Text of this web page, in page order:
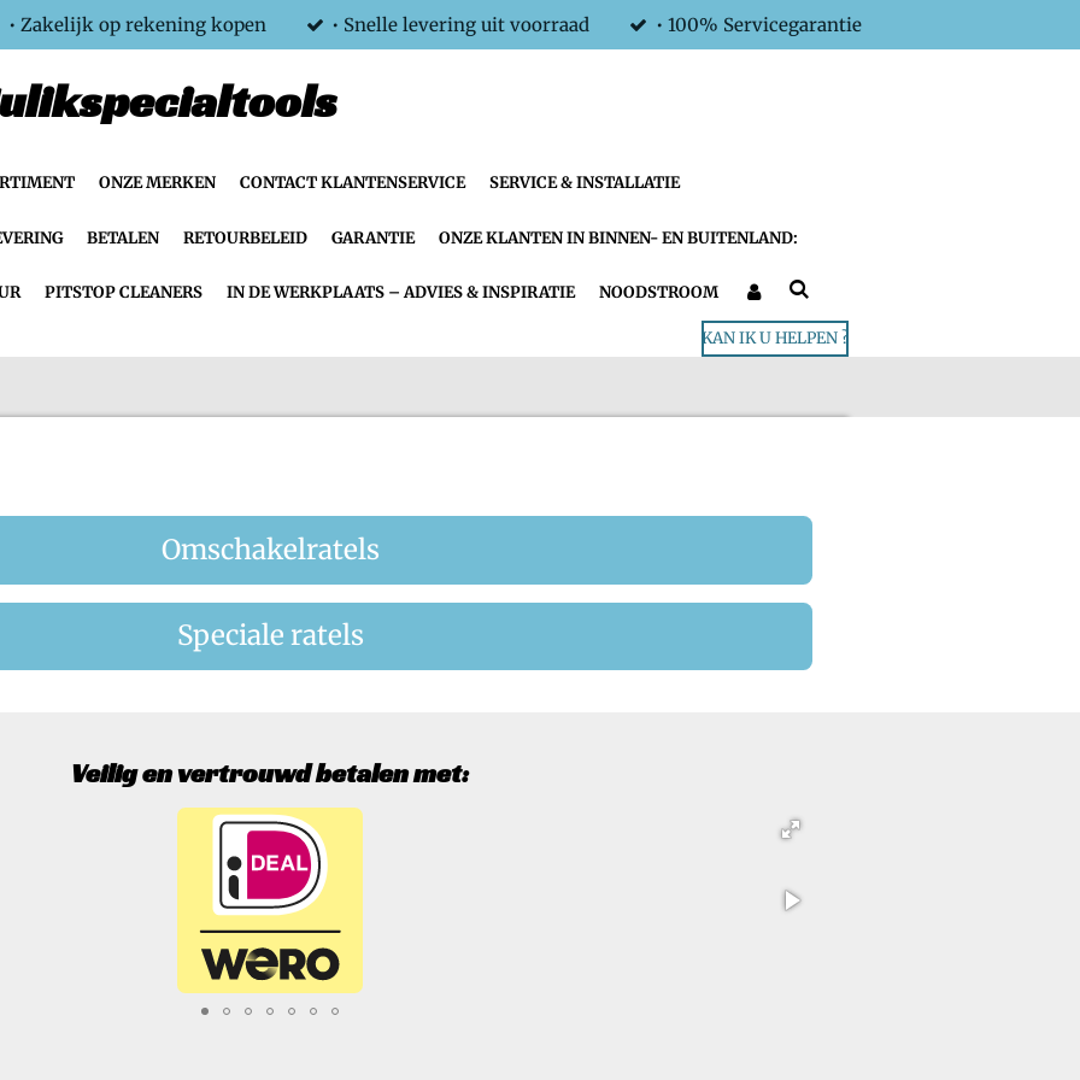
• Zakelijk op rekening kopen • Snelle levering uit voorraad • 100% Servicegarantie
ONZE MERKEN CONTACT KLANTENSERVICE SERVICE & INSTALLATIE
BETALEN RETOURBELEID GARANTIE ONZE KLANTEN IN BINNEN- EN BUITENLAND:
PITSTOP CLEANERS IN DE WERKPLAATS – ADVIES & INSPIRATIE NOODSTROOM
KAN IK U HELPEN ?
Omschakelratels
Speciale ratels
Veilig en vertrouwd betalen met: